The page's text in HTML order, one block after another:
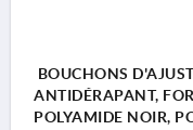
BOUCHONS
ANTIDÉRAPANT,
POLYAMIDE NOIR,